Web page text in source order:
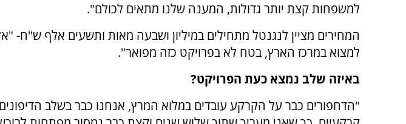
למשפחות קצת יותר גדולות, המענה שלנו מתאים לכולם".
המחירים מציין לנגנטל מתחילים במיליון ושבעה מאות ותשעים אלף ש"ח-
למצוא במרכז הארץ, בטח לא בפרויקט כזה מפואר".
באיזה שלב נמצא כעת הפרויקט?
"הדחפורים כבר על הקרקע עובדים במלוא המרץ, אנחנו כבר בשלב